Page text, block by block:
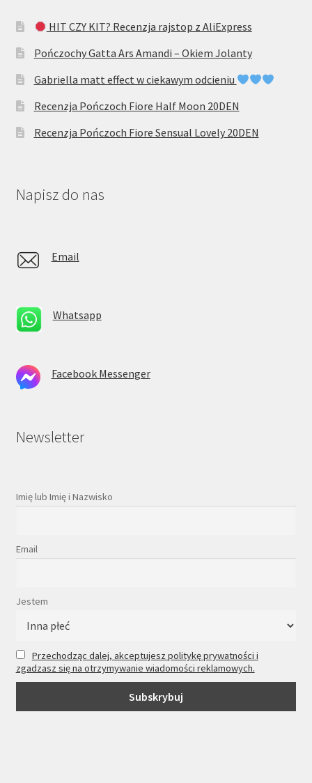
HIT CZY KIT? Recenzja rajstop z AliExpress
Pończochy Gatta Ars Amandi – Okiem Jolanty
Gabriella matt effect w ciekawym odcieniu
Recenzja Pończoch Fiore Half Moon 20DEN
Recenzja Pończoch Fiore Sensual Lovely 20DEN
Napisz do nas
Email
Whatsapp
Facebook Messenger
Newsletter
Imię lub Imię i Nazwisko
Email
Jestem
Przechodząc dalej, akceptujesz politykę prywatności i
zgadzasz się na otrzymywanie wiadomości reklamowych.